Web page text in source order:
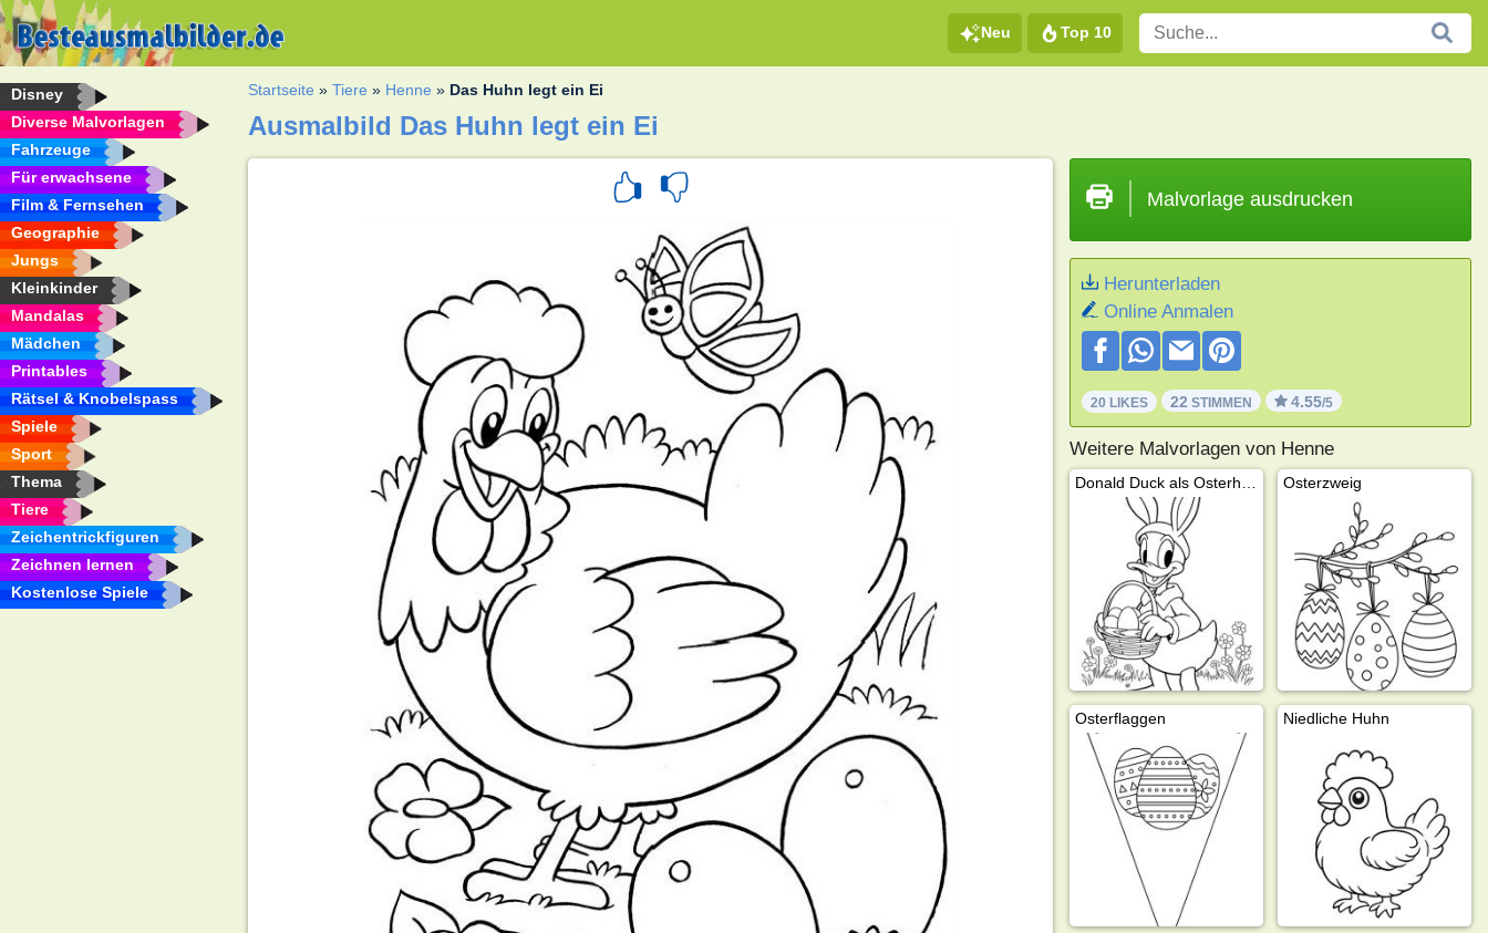
Neu Top 10
Disney
Diverse Malvorlagen
Fahrzeuge
Für erwachsene
Film & Fernsehen
Geographie
Jungs
Kleinkinder
Mandalas
Mädchen
Printables
Rätsel & Knobelspass
Spiele
Sport
Thema
Tiere
Zeichentrickfiguren
Zeichnen lernen
Kostenlose Spiele
Startseite »Tiere » Henne » Das Huhn legt ein Ei
Ausmalbild Das Huhn legt ein Ei
Malvorlage ausdrucken
Herunterladen
Online Anmalen
20 LIKES 22 STIMMEN 4.55/5
Weitere Malvorlagen von Henne
Osterzweig
Osterflaggen Niedliche Huhn